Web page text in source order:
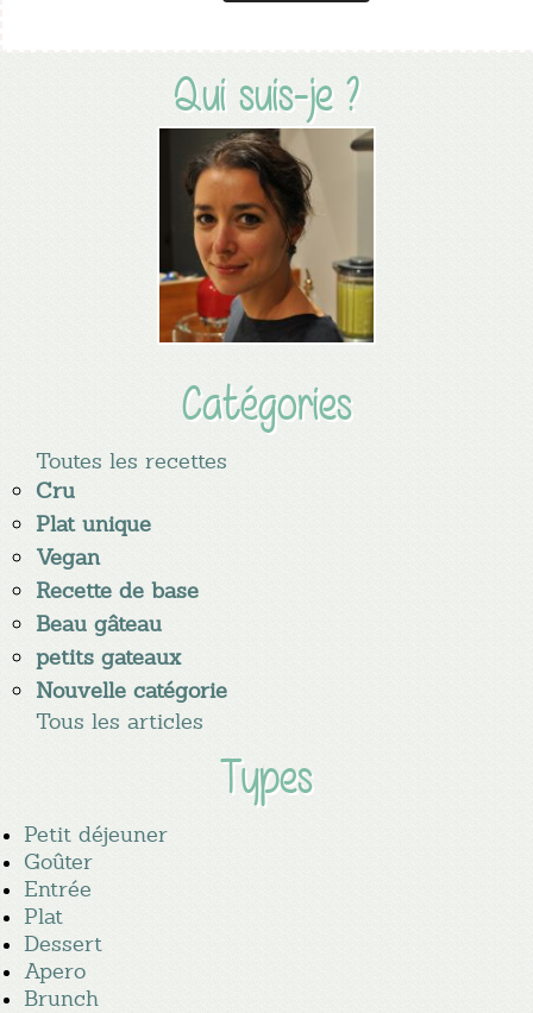
Qui suis-je ?
Catégories
Toutes les recettes
Cru
Plat unique
Vegan
Recette de base
Beau gâteau
petits gateaux
Nouvelle catégorie
Tous les articles
Types
Petit déjeuner
Goûter
Entrée
Plat
Dessert
Apero
Brunch